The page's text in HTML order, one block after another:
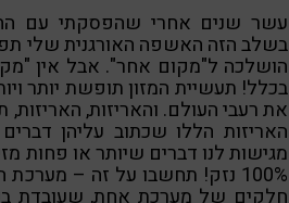
עשר שנים אחרי שהפסקתי עם
הושלכה ל"מקום אחר". אבל אין
בכלל! תעשיית המזון תופשת יותר
את רעבי העולם. והאריזות,
האריזות הללו שכתוב עליהן
מגישות לנו דברים שיותר או פחות
100% נזק! תחשבו על זה –